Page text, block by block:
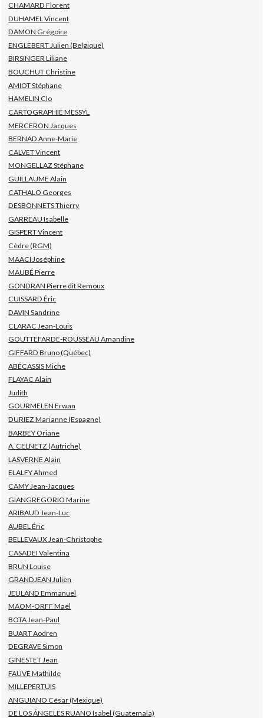
CHAMARD Florent
DUHAMEL Vincent
DAMON Grégoire
ENGLEBERT Julien (Belgique)
BIRSINGER Liliane
BOUCHUT Christine
AMIOT Stéphane
HAMELIN Clo
CARTOGRAPHIE MESSYL
MERCERON Jacques
BERNAD Anne-Marie
CALVET Vincent
MONGELLAZ Stéphane
GUILLAUME Alain
CATHALO Georges
DESBONNETS Thierry
GARREAU Isabelle
GISPERT Vincent
Cèdre (RGM)
MAACI Joséphine
MAUBÉ Pierre
GONDRAN Pierre dit Remoux
CUISSARD Éric
DAVIN Sandrine
CLARAC Jean-Louis
GOUTTEFARDE-ROUSSEAU Amandine
GIFFARD Bruno (Québec)
ABÉCASSIS Miche
FLAYAC Alain
Judith
GOURMELEN Erwan
DURIEZ Marianne (Espagne)
BARBEY Oriane
A. CELNETZ (Autriche)
LASVERNE Alain
ELALFY Ahmed
CAMY Jean-Jacques
GIANGREGORIO Marine
ARIBAUD Jean-Luc
AUBEL Éric
BELLEVAUX Jean-Christophe
CASADEI Valentina
BRUN Louise
GRANDJEAN Julien
JEULAND Emmanuel
MAOM-ORFF Mael
BOTA Jean-Paul
BUART Aodren
DEGRAVE Simon
GINESTET Jean
FAUVE Mathilde
MILLEPERTUIS
ANGUIANO César (Mexique)
DE LOS ÁNGELES RUANO Isabel (Guatemala)